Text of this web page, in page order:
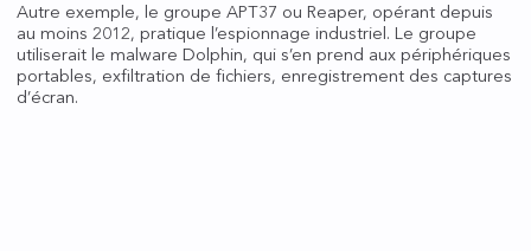
Autre exemple, le groupe APT37 ou Reaper, opérant depuis
au moins 2012, pratique l’espionnage industriel. Le groupe
utiliserait le malware Dolphin, qui s’en prend aux périphériques
portables, exfiltration de fichiers, enregistrement des captures
d’écran.